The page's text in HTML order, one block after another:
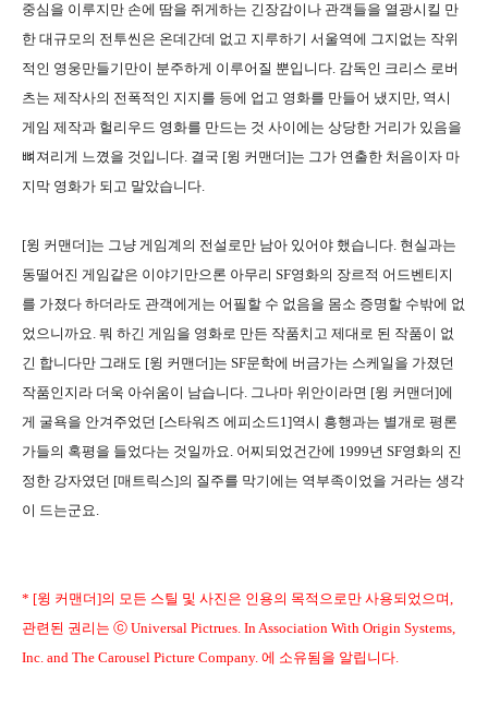
중심을 이루지만 손에 땀을 쥐게하는 긴장감이나 관객들을 열광시킬 만
한 대규모의 전투씬은 온데간데 없고 지루하기 서울역에 그지없는 작위
적인 영웅만들기만이 분주하게 이루어질 뿐입니다. 감독인 크리스 로버
츠는 제작사의 전폭적인 지지를 등에 업고 영화를 만들어 냈지만, 역시
게임 제작과 헐리우드 영화를 만드는 것 사이에는 상당한 거리가 있음을
뼈져리게 느꼈을 것입니다. 결국 [윙 커맨더]는 그가 연출한 처음이자 마
지막 영화가 되고 말았습니다.
[윙 커맨더]는 그냥 게임계의 전설로만 남아 있어야 했습니다. 현실과는
동떨어진 게임같은 이야기만으론 아무리 SF영화의 장르적 어드벤티지
를 가졌다 하더라도 관객에게는 어필할 수 없음을 몸소 증명할 수밖에 없
었으니까요. 뭐 하긴 게임을 영화로 만든 작품치고 제대로 된 작품이 없
긴 합니다만 그래도 [윙 커맨더]는 SF문학에 버금가는 스케일을 가졌던
작품인지라 더욱 아쉬움이 남습니다. 그나마 위안이라면 [윙 커맨더]에
게 굴욕을 안겨주었던 [스타워즈 에피소드1]역시 흥행과는 별개로 평론
가들의 혹평을 들었다는 것일까요. 어찌되었건간에 1999년 SF영화의 진
정한 강자였던 [매트릭스]의 질주를 막기에는 역부족이었을 거라는 생각
이 드는군요.
* [윙 커맨더]의 모든 스틸 및 사진은 인용의 목적으로만 사용되었으며,
관련된 권리는 ⓒ Universal Pictrues. In Association With Origin Systems,
Inc. and The Carousel Picture Company. 에 소유됨을 알립니다.